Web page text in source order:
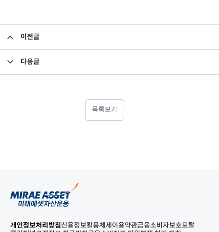
이전글
다음글
목록보기
개인정보처리방침신용정보활용체제 이용약관금융소비자보호포탈